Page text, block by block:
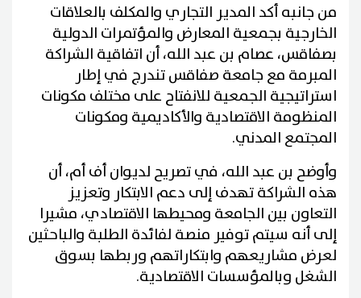
من جانبه أكد المدير التجاري والمكلف بالعلاقات
الخارجية بجمعية المعارض والمؤتمرات الدولية
بصفاقس، عصام بن عبد الله، أن اتفاقية الشراكة
المبرمة مع جامعة صفاقس تندرج في إطار
استراتيجية الجمعية للانفتاح على مختلف مكونات
المنظومة الاقتصادية والأكاديمية ومكونات
المجتمع المدني.
وأوضح بن عبد الله، في تصريح لديوان أف أم، أن
هذه الشراكة تهدف إلى دعم الابتكار وتعزيز
التعاون بين الجامعة ومحيطها الاقتصادي، مشيرا
إلى أنه سيتم توفير منصة لفائدة الطلبة والباحثين
لعرض مشاريعهم وابتكاراتهم وربطها بسوق
الشغل وبالمؤسسات الاقتصادية.